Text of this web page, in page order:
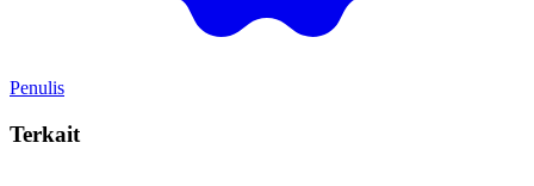
Penulis
Terkait